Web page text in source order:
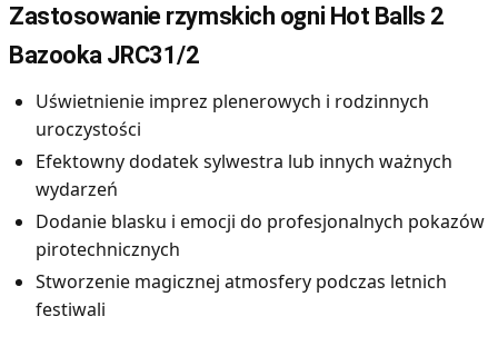
Zastosowanie rzymskich ogni Hot Balls 2
Bazooka JRC31/2
Uświetnienie imprez plenerowych i rodzinnych
uroczystości
Efektowny dodatek sylwestra lub innych ważnych
wydarzeń
Dodanie blasku i emocji do profesjonalnych pokazów
pirotechnicznych
Stworzenie magicznej atmosfery podczas letnich
festiwali